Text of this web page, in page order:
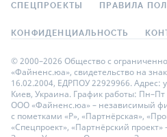
СПЕЦПРОЕКТЫ ПРАВИЛА
КОНФИДЕНЦИАЛЬНОСТЬ
© 2000–2026 Общество с
«Файненс.юа», свидетельство на
16.02.2004, ЕДРПОУ 22929966. Адрес:
Киев, Украина. График работы: Пн–Пт
ООО «Файненс.юа» – независимый
с пометками «Р», «Партнёрская»,
«Спецпроект», «Партнёрский